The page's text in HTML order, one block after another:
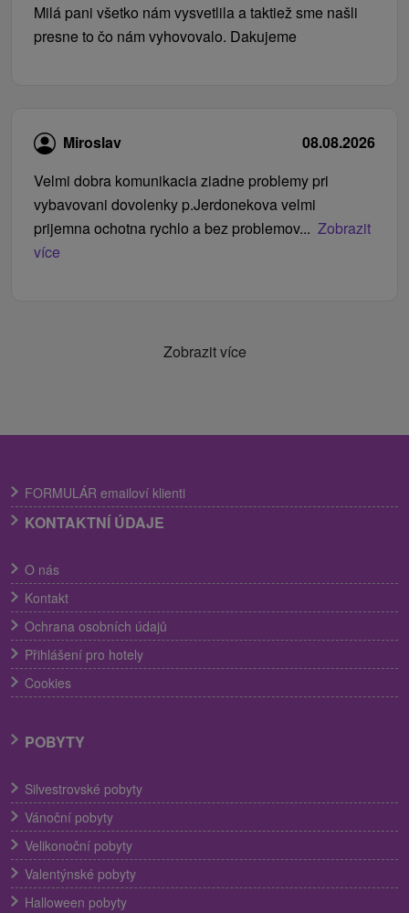
Milá pani všetko nám vysvetlila a taktiež sme našli
presne to čo nám vyhovovalo. Dakujeme
Miroslav
08.08.2026
Velmi dobra komunikacia ziadne problemy pri
vybavovani dovolenky p.Jerdonekova velmi
prijemna ochotna rychlo a bez problemov... Zobrazit
více
Zobrazit více
FORMULÁR emailoví klienti
KONTAKTNÍ ÚDAJE
O nás
Kontakt
Ochrana osobních údajů
Přihlášení pro hotely
Cookies
POBYTY
Silvestrovské pobyty
Vánoční pobyty
Velikonoční pobyty
Valentýnské pobyty
Halloween pobyty